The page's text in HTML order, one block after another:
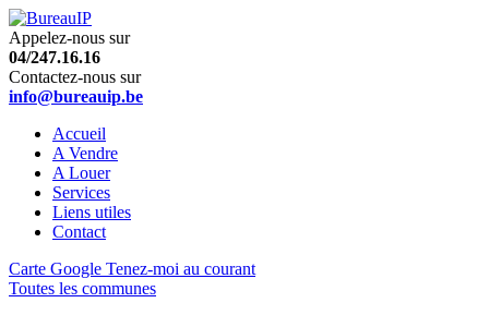
Appelez-nous sur
04/247.16.16
Contactez-nous sur
info@bureauip.be
Accueil
A Vendre
A Louer
Services
Liens utiles
Contact
Carte Google Tenez-moi au courant
Toutes les communes